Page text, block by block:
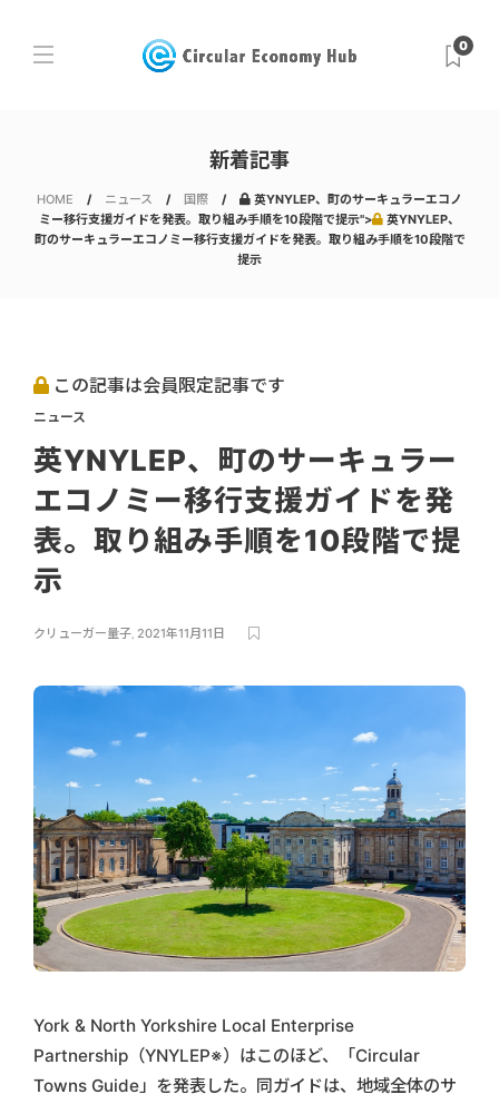
0
新着記事
HOME ニュース 国際
英YNYLEP、町のサーキュラーエコノ
ミー移行支援ガイドを発表。取り組み手順を10段階で提示">
英YNYLEP、
町のサーキュラーエコノミー移行支援ガイドを発表。取り組み手順を10段階で
提示
この記事は会員限定記事です
ニュース
英YNYLEP、町のサーキュラー
エコノミー移行支援ガイドを発
表。取り組み手順を10段階で提
示
クリューガー量子, 2021年11月11日
York & North Yorkshire Local Enterprise
Partnership（YNYLEP※）はこのほど、「Circular
Towns Guide」を発表した。同ガイドは、地域全体のサ